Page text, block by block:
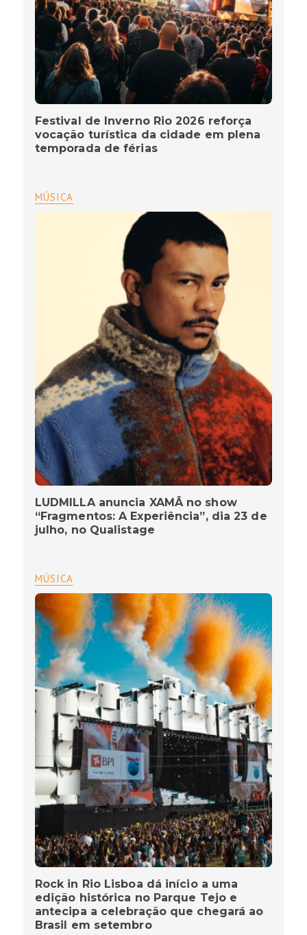
Festival de Inverno Rio 2026 reforça
vocação turística da cidade em plena
temporada de férias
MÚSICA
LUDMILLA anuncia XAMÂ no show
“Fragmentos: A Experiência”, dia 23 de
julho, no Qualistage
MÚSICA
Rock in Rio Lisboa dá início a uma
edição histórica no Parque Tejo e
antecipa a celebração que chegará ao
Brasil em setembro